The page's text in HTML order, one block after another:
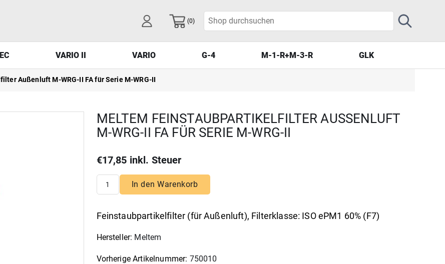
(0)
VARIO II VARIO G-4 M-1-R+M-3-R GLK
VARIO G-4 M-1-R+M-3-R GLK
Außenluft M-WRG-II FA für Serie M-WRG-II
MELTEM FEINSTAUBPARTIKELFILTER AUSSENLUFT M
-WRG-II FA FÜR SERIE M-WRG-II
€17,85 inkl. Steuer
In den Warenkorb
Feinstaubpartikelfilter (für Außenluft), Filterklasse: ISO ePM1 60% (F7)
Hersteller: Meltem
Vorherige Artikelnummer: 750010